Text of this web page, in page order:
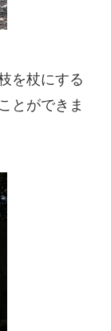
を杖にする
とができま